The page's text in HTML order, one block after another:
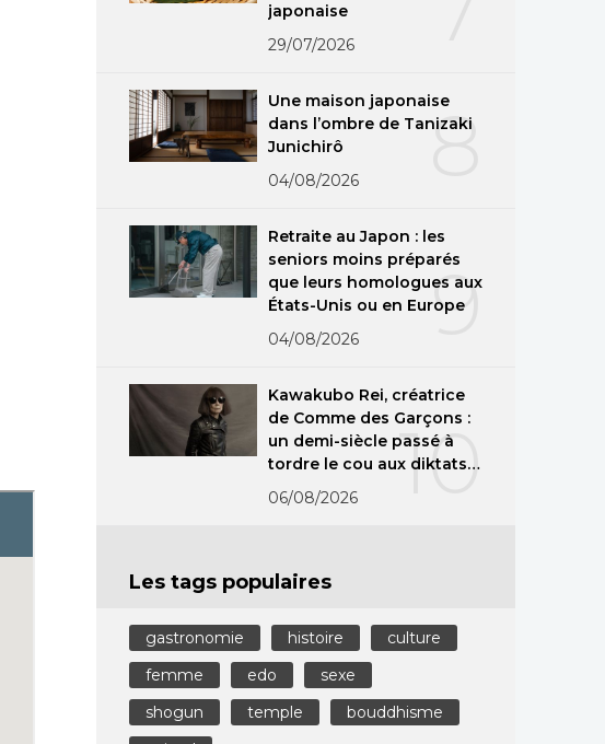
japonaise
29/07/2026
8
Une maison japonaise
dans l’ombre de Tanizaki
Junichirô
04/08/2026
9
Retraite au Japon : les
seniors moins préparés
que leurs homologues aux
États-Unis ou en Europe
04/08/2026
10
Kawakubo Rei, créatrice
de Comme des Garçons :
un demi-siècle passé à
tordre le cou aux diktats
de la mode
06/08/2026
Les tags populaires
gastronomie histoire
culture
femme
edo
sexe
shogun
temple
bouddhisme